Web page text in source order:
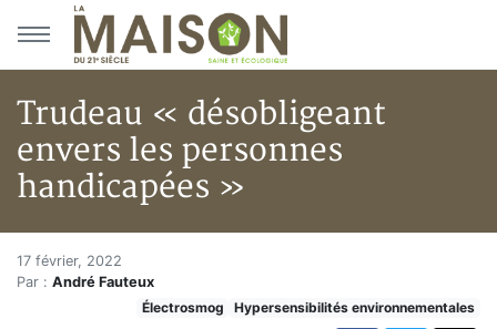
Aller au menu principal
Aller au contenu principal
Trudeau « désobligeant
envers les personnes
handicapées »
Accueil
Articles
Électrosmog
Trudeau « désobligeant
17 février, 2022
Par : André Fauteux
Électrosmog
Hypersensibilités environnementales